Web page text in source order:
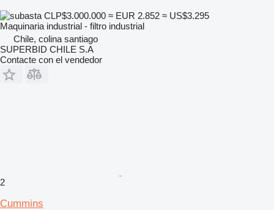
CLP$3.000.000 ≈ EUR 2.852 ≈ US$3.295
Maquinaria industrial - filtro industrial
Chile, colina santiago
SUPERBID CHILE S.A
Contacte con el vendedor
2
Cummins